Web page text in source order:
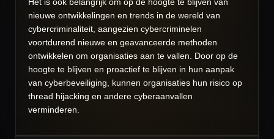
nieuwe ontwikkelingen en trends in de wereld van
cybercriminaliteit, aangezien cybercriminelen
voortdurend nieuwe en geavanceerde methoden
ontwikkelen om organisaties aan te vallen. Door op de
hoogte te blijven en proactief te blijven in hun aanpak
van cyberbeveiliging, kunnen organisaties hun risico op
thread hijacking en andere cyberaanvallen
verminderen.